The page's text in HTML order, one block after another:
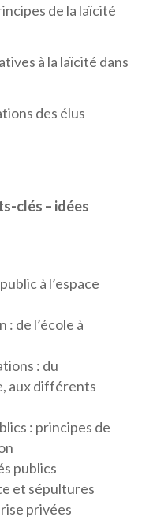
de la laïcité
à la laïcité dans
des élus
clés – idées
à l’espace
: de l’école à
: du
aux différents
: principes de
publics
et sépultures
privées